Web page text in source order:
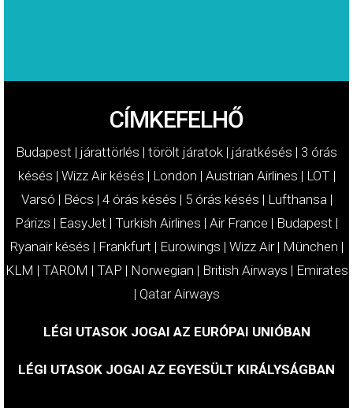
CÍMKEFELHŐ
Budapest | járattörlés | törölt járatok | járatkésés | 3 órás
késés | Wizz Air késés | London | Austrian Airlines | LOT|
Varsó | Bécs | 4 órás késés | 5 órás késés | Lufthansa |
Párizs | EasyJet | Turkish Airlines | Air France | Budapest |
Ryanair késés | Frankfurt | Eurowings | Wizz Air| München |
KLM | TAROM | TAP | Norwegian | British Airways | Emirates
| Qatar Airways
LÉGI UTASOK JOGAI AZ EURÓPAI UNIÓBAN
LÉGI UTASOK JOGAI AZ EGYESÜLT KIRÁLYSÁGBAN